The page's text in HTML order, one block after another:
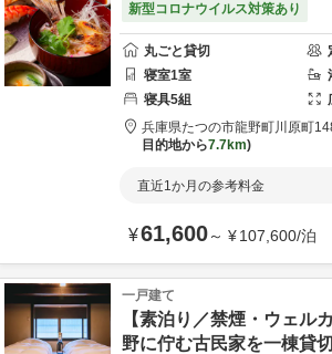
新型コロナウイルス対策あり
丸ごと貸切
寝室1室
寝具5組
兵庫県たつの市龍野町川原町
目的地から7.7km
直近1か月の参考料金
¥61,600～ ¥107,600/泊
一戸建て
【素泊り／禁煙・ウェル
野に佇む古民家を一棟貸